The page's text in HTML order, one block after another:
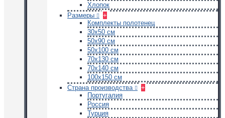
Хлопок
Размеры
+
Комплекты полотенец
30х50 см
50х90 см
50х100 см
70х130 см
70х140 см
100х150 см
Страна производства
+
Португалия
Россия
Турция